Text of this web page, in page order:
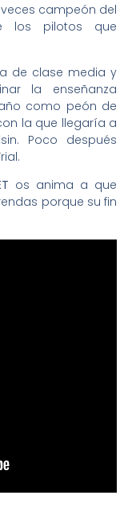
veces campeón del
los pilotos que
de clase media y
la enseñanza
como peón de
la que llegaría a
Poco después
os anima a que
porque su fin